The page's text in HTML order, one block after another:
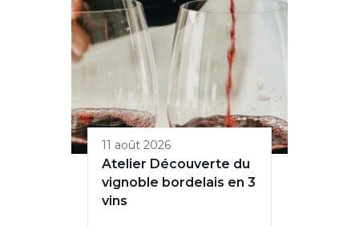
11 août 2026
Atelier Découverte du
vignoble bordelais en 3
vins